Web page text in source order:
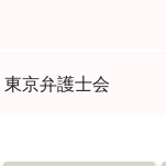
東京弁護士会